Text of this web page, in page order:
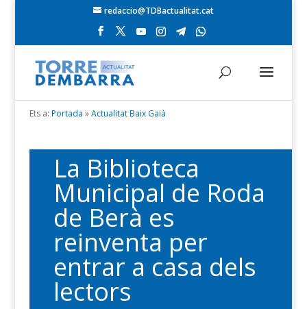
redaccio@TDBactualitat.cat
Ets a: Portada »Actualitat Baix Gaià
La Biblioteca
Municipal de Roda
de Berà es
reinventa per
entrar a casa dels
lectors